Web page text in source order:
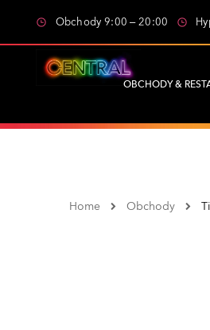
Obchody 9:00 – 20:00
OBCHODY &
Home Obchody